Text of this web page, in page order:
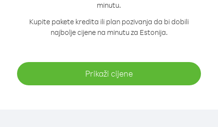
minutu.
Kupite pakete kredita ili plan pozivanja da bi dobili
najbolje cijene na minutu za Estonija.
Prikaži cijene